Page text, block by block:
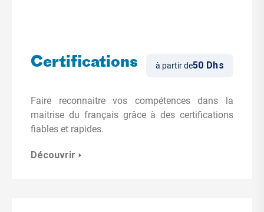
Certifications à partir de50 Dhs
Faire reconnaitre vos compétences dans la
maitrise du français grâce à des certifications
fiables et rapides.
Découvrir